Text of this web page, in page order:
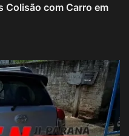
Colisão com Carro em